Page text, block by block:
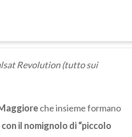
Revolution (tutto sui
che insieme formano
il nomignolo di “piccolo